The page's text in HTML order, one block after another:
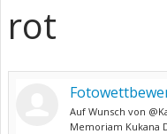
rot
Auf Wunsch von
Memoriam Kukana